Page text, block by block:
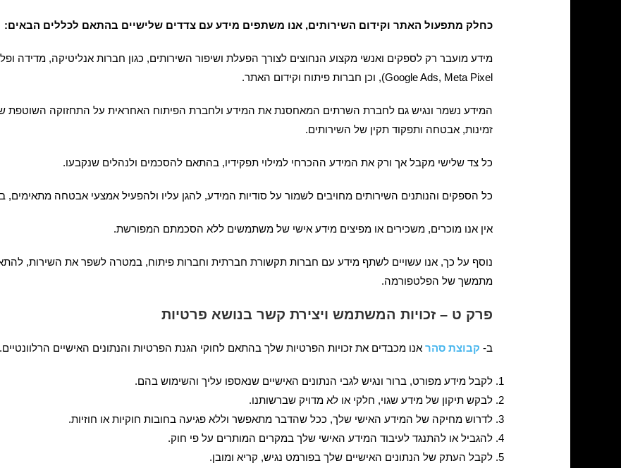
כחלק מתפעול האתר וקידום השירותים, אנו משתפים מידע עם צדדים שלישיים בהתאם לכללים הבאים:
Google Ads, Meta Pixel), וכן חברות פיתוח וקידום האתר.
המידע נשמר ונגיש גם לחברת השרתים המאחסנת את המידע ולחברת הפיתוח האחראית על התחזוקה השוטפת
זמינות, אבטחה ותפקוד תקין של השירותים.
כל צד שלישי מקבל אך ורק את המידע ההכרחי למילוי תפקידיו, בהתאם להסכמים ולנהלים שנקבעו.
כל הספקים והנותנים השירותים מחויבים לשמור על סודיות המידע, להגן עליו ולהפעיל אמצעי אבטחה מתאימים,
אין אנו מוכרים, משכירים או מפיצים מידע אישי של משתמשים ללא הסכמתם המפורשת.
נוסף על כך, אנו עשויים לשתף מידע עם חברות תקשורת חברתית וחברות פיתוח, במטרה לשפר את השירות,
מתמשך של הפלטפורמה.
פרק ט – זכויות המשתמש ויצירת קשר בנושא פרטיות
ב- קבוצת סהר אנו מכבדים את זכויות הפרטיות שלך בהתאם לחוקי הגנת הפרטיות והנתונים האישיים הרלוונטיים.
לקבל מידע מפורט, ברור ונגיש לגבי הנתונים האישיים שנאספו עליך והשימוש בהם.
לבקש תיקון של מידע שגוי, חלקי או לא מדויק שברשותנו.
לדרוש מחיקה של המידע האישי שלך, ככל שהדבר מתאפשר וללא פגיעה בחובות חוקיות או חוזיות.
להגביל או להתנגד לעיבוד המידע האישי שלך במקרים המותרים על פי חוק.
לקבל העתק של הנתונים האישיים שלך בפורמט נגיש, קריא ומובן.